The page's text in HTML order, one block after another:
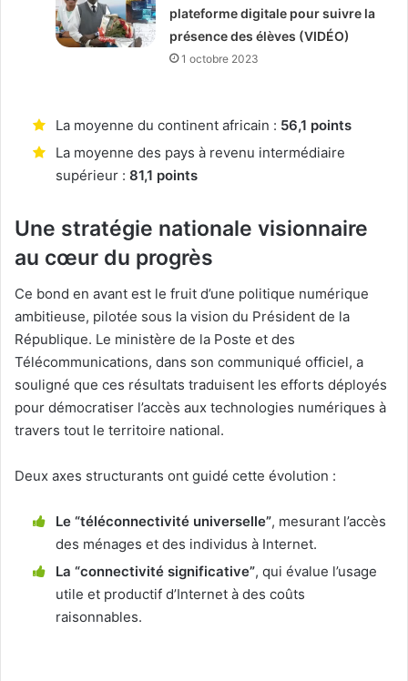
plateforme digitale pour suivre la
présence des élèves (VIDÉO)
1 octobre 2023
La moyenne du continent africain : 56,1 points
La moyenne des pays à revenu intermédiaire
supérieur : 81,1 points
Une stratégie nationale visionnaire
au cœur du progrès
Ce bond en avant est le fruit d’une politique numérique
ambitieuse, pilotée sous la vision du Président de la
République. Le ministère de la Poste et des
Télécommunications, dans son communiqué officiel, a
souligné que ces résultats traduisent les efforts déployés
pour démocratiser l’accès aux technologies numériques à
travers tout le territoire national.
Deux axes structurants ont guidé cette évolution :
Le “téléconnectivité universelle”, mesurant l’accès
des ménages et des individus à Internet.
La “connectivité significative”, qui évalue l’usage
utile et productif d’Internet à des coûts
raisonnables.